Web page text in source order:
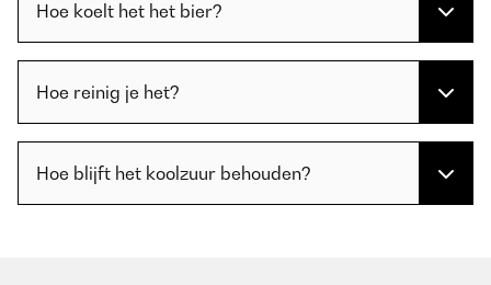
Hoe koelt het het bier?
Hoe reinig je het?
Hoe blijft het koolzuur behouden?